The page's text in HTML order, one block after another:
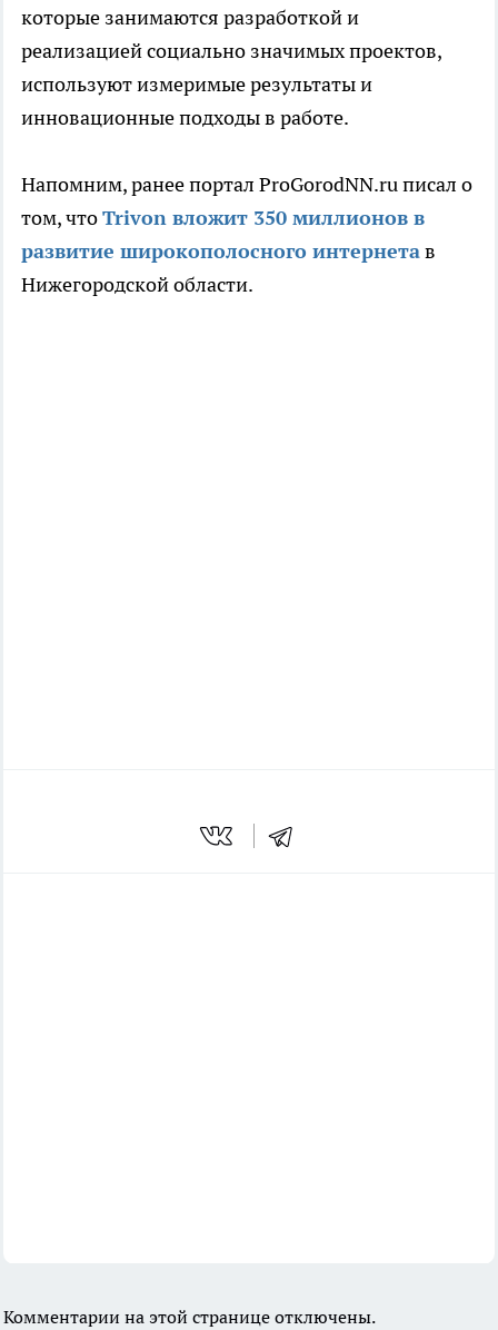
которые занимаются разработкой и
реализацией социально значимых проектов,
используют измеримые результаты и
инновационные подходы в работе.
Напомним, ранее портал ProGorodNN.ru писал о
том, чтоTrivon вложит 350 миллионов в
развитие широкополосного интернетав
Нижегородской области.
Комментарии на этой странице отключены.